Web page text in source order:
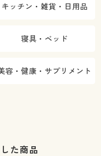
キッチン・雑貨・日用品
寝具・ベッド
容・健康・サプリメント
た商品